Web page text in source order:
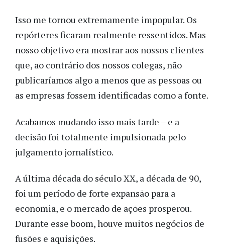
Isso me tornou extremamente impopular. Os
repórteres ficaram realmente ressentidos. Mas
nosso objetivo era mostrar aos nossos clientes
que, ao contrário dos nossos colegas, não
publicaríamos algo a menos que as pessoas ou
as empresas fossem identificadas como a fonte.
Acabamos mudando isso mais tarde – e a
decisão foi totalmente impulsionada pelo
julgamento jornalístico.
A última década do século XX, a década de 90,
foi um período de forte expansão para a
economia, e o mercado de ações prosperou.
Durante esse boom, houve muitos negócios de
fusões e aquisições.